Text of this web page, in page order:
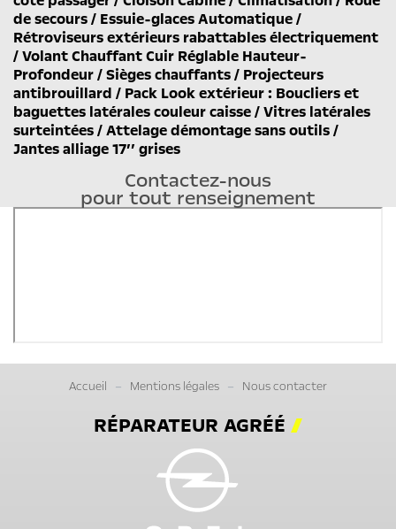
de secours / Essuie-glaces Automatique /
Rétroviseurs extérieurs rabattables électriquement
/ Volant Chauffant Cuir Réglable Hauteur-
Profondeur / Sièges chauffants / Projecteurs
antibrouillard / Pack Look extérieur : Boucliers et
baguettes latérales couleur caisse / Vitres latérales
surteintées / Attelage démontage sans outils /
Jantes alliage 17’’ grises
Contactez-nous
pour tout renseignement
Accueil Mentions légales Nous contacter
RÉPARATEUR AGRÉÉ